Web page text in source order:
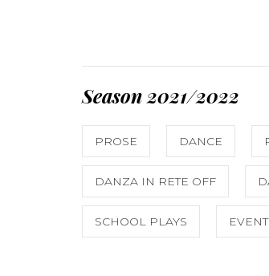
Season 2021/2022
PROSE DANCE
DANZA IN RETE OFF
SCHOOL PLAYS